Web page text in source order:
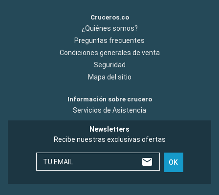
Cruceros.co
¿Quiénes somos?
Preguntas frecuentes
Condiciones generales de venta
Seguridad
Mapa del sitio
Información sobre crucero
Servicios de Asistencia
Newsletters
Recibe nuestras exclusivas ofertas
TU EMAIL OK